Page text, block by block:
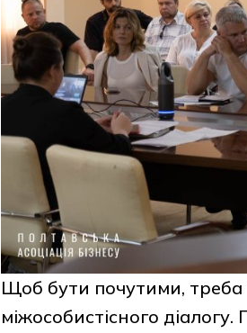
Щоб бути почутими, треба
міжособистісного